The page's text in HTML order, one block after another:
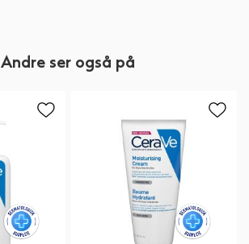
Andre ser også på